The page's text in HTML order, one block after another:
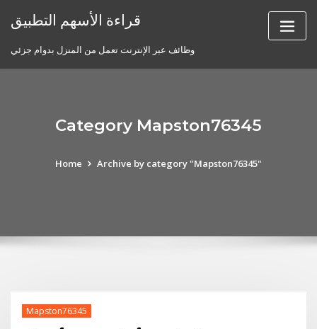
قراءة الأسهم التطبيق
وظائف عبر الإنترنت تعمل من المنزل بدوام جزئي
Category Mapston76345
Home Archive by category "Mapston76345"
Mapston76345